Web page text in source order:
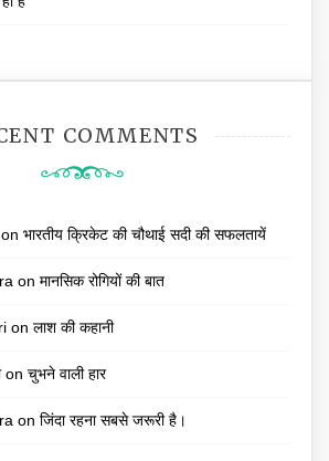
COMMENTS
on भारतीय क्रिकेट की चौथाई सदी की सफलतायें
on मानसिक रोगियों की बात
on लाश की कहानी
on चुभने वाली हार
on जिंदा रहना सबसे जरूरी है।